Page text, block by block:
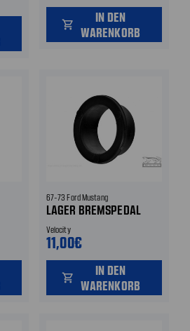
shopping_cart
IN DEN
WARENKORB
67-73 Ford Mustang
LAGER BREMSPEDAL
Velocity
11,00€
shopping_cart
IN DEN
WARENKORB